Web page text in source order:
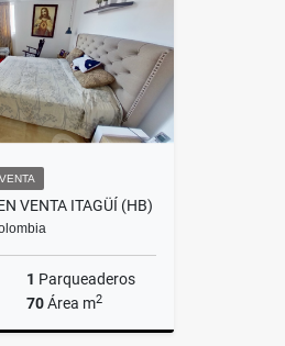
VENTA
VENTA ITAGÜÍ (HB)
1 Parqueaderos
70Área m2